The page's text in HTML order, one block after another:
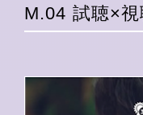
M.04 試聴×